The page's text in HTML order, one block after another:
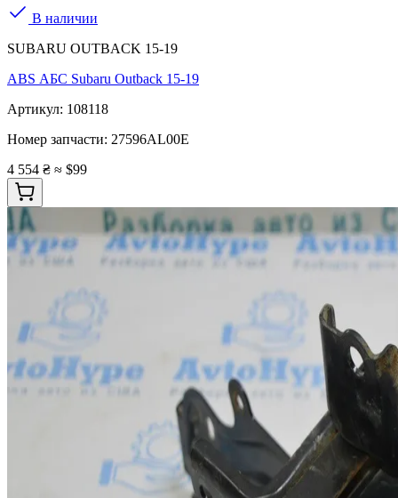
В наличии
SUBARU OUTBACK 15-19
ABS АБС Subaru Outback 15-19
Артикул: 108118
Номер запчасти: 27596AL00E
4 554 ₴ ≈ $99